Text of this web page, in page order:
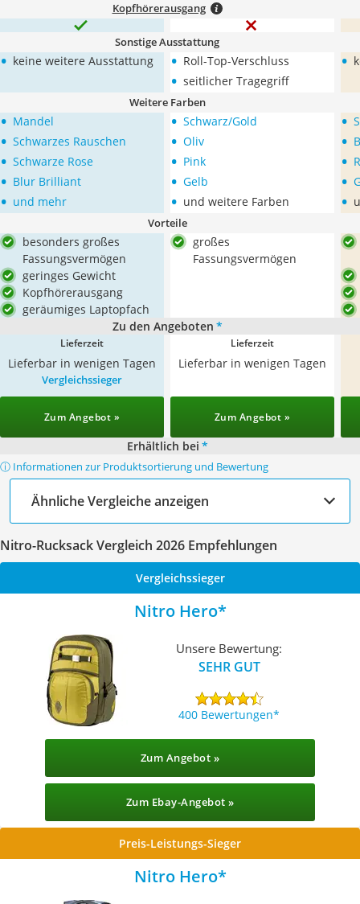
Kopfhörerausgang
Sonstige Ausstattung
• keine weitere Ausstattung • Roll-Top-Verschluss
• seitlicher Tragegriff
•
Weitere Farben
• Mandel
• Schwarzes Rauschen
• Schwarze Rose
• Blur Brilliant
• und mehr
• Schwarz/Gold
• Oliv
• Pink
• Gelb
• und weitere Farben
•
•
•
•
•
Vorteile
besonders großes
Fassungsvermögen
geringes Gewicht
Kopfhörerausgang
geräumiges Laptopfach
großes
Fassungsvermögen
Zu den Angeboten *
Lieferzeit
Lieferbar in wenigen Tagen
Lieferzeit
Lieferbar in wenigen Tagen
Vergleichssieger
Zum Angebot » Zum Angebot »
Erhältlich bei *
ⓘ Informationen zur Produktsortierung und Bewertung
Ähnliche Vergleiche anzeigen
Nitro-Rucksack Vergleich 2026 Empfehlungen
Vergleichssieger
Nitro Hero
Unsere Bewertung:
SEHR GUT
400 Bewertungen
Zum Angebot »
Zum Ebay-Angebot »
Preis-Leistungs-Sieger
Nitro Hero